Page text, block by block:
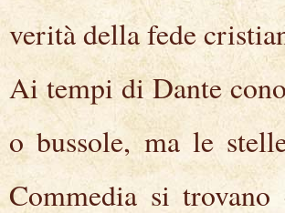
verità della fede
Ai tempi di Dante
o bussole, ma le
Commedia si